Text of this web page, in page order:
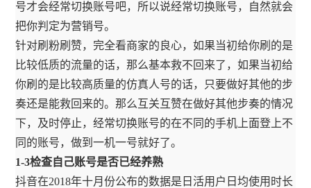
号才会经常切换账号吧，所以说经常切换账号，自然就会
把你判定为营销号。
针对刷粉刷赞，完全看商家的良心，如果当初给你刷的是
比较低质的流量的话，那么基本救不回来了，如果当初给
你刷的是比较高质量的仿真人号的话，只要做好其他的步
奏还是能救回来的。那么互关互赞在做好其他步奏的情况
下，及时停止，经常切换账号的在不同的手机上面登上不
同的账号，做到一机一号就好了。
1-3检查自己账号是否已经养熟
抖音在2018年十月份公布的数据是日活用户日均使用时长